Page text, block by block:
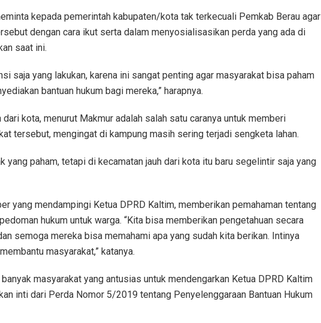
kepada pemerintah kabupaten/kota tak terkecuali Pemkab Berau agar
dengan cara ikut serta dalam menyosialisasikan perda yang ada di
saat ini.
saja yang lakukan, karena ini sangat penting agar masyarakat bisa paham
bantuan hukum bagi mereka,” harapnya.
kota, menurut Makmur adalah salah satu caranya untuk memberi
tersebut, mengingat di kampung masih sering terjadi sengketa lahan.
yang paham, tetapi di kecamatan jauh dari kota itu baru segelintir saja yang
yang mendampingi Ketua DPRD Kaltim, memberikan pemahaman tentang
hukum untuk warga. “Kita bisa memberikan pengetahuan secara
semoga mereka bisa memahami apa yang sudah kita berikan. Intinya
masyarakat,” katanya.
masyarakat yang antusias untuk mendengarkan Ketua DPRD Kaltim
inti dari Perda Nomor 5/2019 tentang Penyelenggaraan Bantuan Hukum